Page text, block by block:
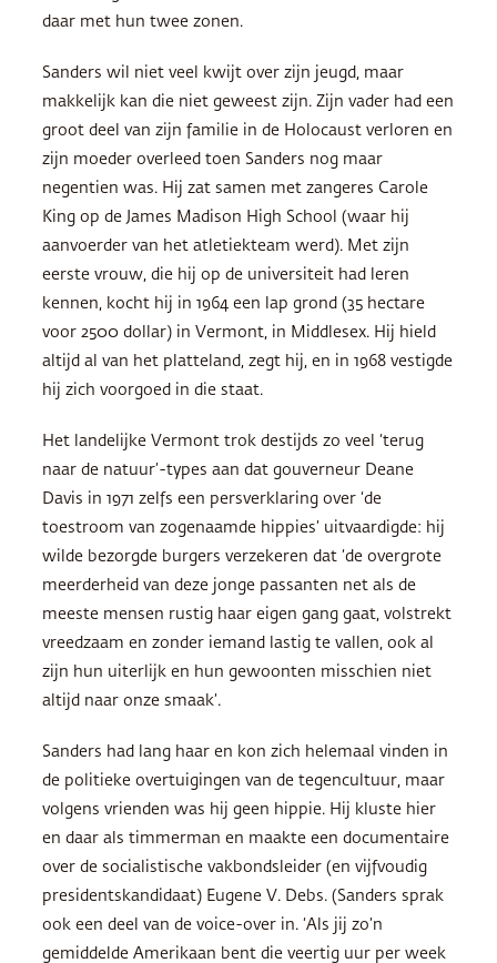
daar met hun twee zonen.
Sanders wil niet veel kwijt over zijn jeugd, maar
makkelijk kan die niet geweest zijn. Zijn vader had een
groot deel van zijn familie in de Holocaust verloren en
zijn moeder overleed toen Sanders nog maar
negentien was. Hij zat samen met zangeres Carole
King op de James Madison High School (waar hij
aanvoerder van het atletiekteam werd). Met zijn
eerste vrouw, die hij op de universiteit had leren
kennen, kocht hij in 1964 een lap grond (35 hectare
voor 2500 dollar) in Vermont, in Middlesex. Hij hield
altijd al van het platteland, zegt hij, en in 1968 vestigde
hij zich voorgoed in die staat.
Het landelijke Vermont trok destijds zo veel ‘terug
naar de natuur’-types aan dat gouverneur Deane
Davis in 1971 zelfs een persverklaring over ‘de
toestroom van zogenaamde hippies’ uitvaardigde: hij
wilde bezorgde burgers verzekeren dat ‘de overgrote
meerderheid van deze jonge passanten net als de
meeste mensen rustig haar eigen gang gaat, volstrekt
vreedzaam en zonder iemand lastig te vallen, ook al
zijn hun uiterlijk en hun gewoonten misschien niet
altijd naar onze smaak’.
Sanders had lang haar en kon zich helemaal vinden in
de politieke overtuigingen van de tegencultuur, maar
volgens vrienden was hij geen hippie. Hij kluste hier
en daar als timmerman en maakte een documentaire
over de socialistische vakbondsleider (en vijfvoudig
presidentskandidaat) Eugene V. Debs. (Sanders sprak
ook een deel van de voice-over in. ‘Als jij zo’n
gemiddelde Amerikaan bent die veertig uur per week